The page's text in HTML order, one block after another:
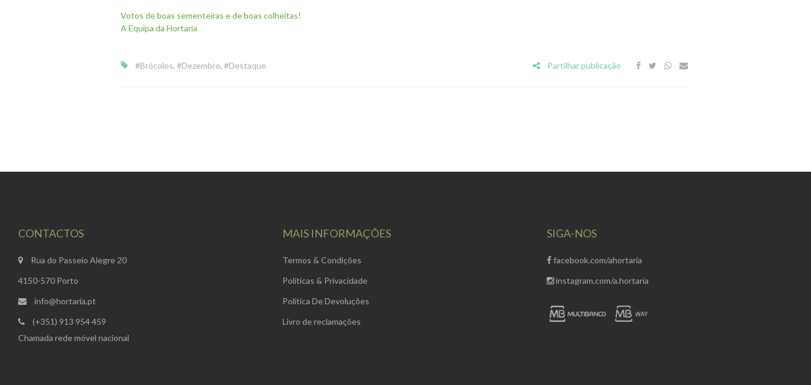
Votos de boas sementeiras e de boas colheitas!
A Equipa da Hortaria
#Brócolos, #Dezembro, #Destaque Partilhar publicação
CONTACTOS
Rua do Passeio Alegre 20
4150-570 Porto
info@hortaria.pt
(+351) 913 954 459
Chamada rede móvel nacional
MAIS INFORMAÇÕES
Termos & Condições
Políticas & Privacidade
Política De Devoluções
Livro de reclamações
SIGA-NOS
facebook.com/ahortaria
instagram.com/a.hortaria